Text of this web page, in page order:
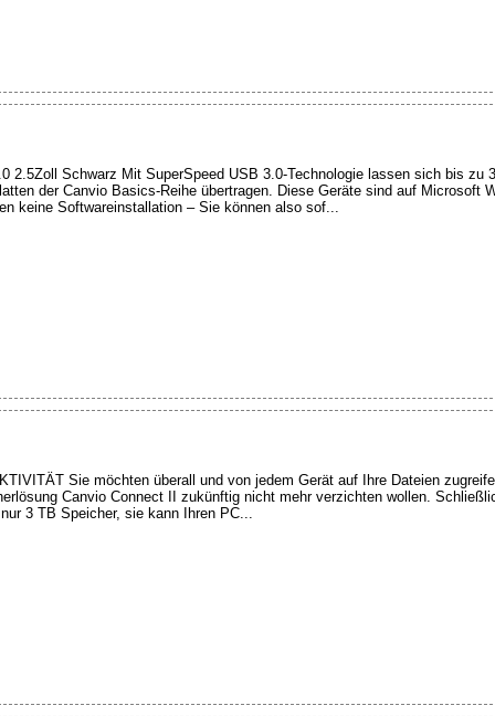
2.5Zoll Schwarz Mit SuperSpeed USB 3.0-Technologie lassen sich bis zu
der Canvio Basics-Reihe übertragen. Diese Geräte sind auf Microsoft
keine Softwareinstallation – Sie können also sof...
Sie möchten überall und von jedem Gerät auf Ihre Dateien
Canvio Connect II zukünftig nicht mehr verzichten wollen.
3 TB Speicher, sie kann Ihren PC...